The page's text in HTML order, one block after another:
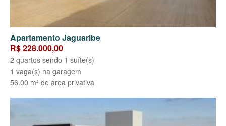
Apartamento Jaguaribe
R$ 228.000,00
2 quartos sendo 1 suíte(s)
1 vaga(s) na garagem
56.00 m² de área privativa